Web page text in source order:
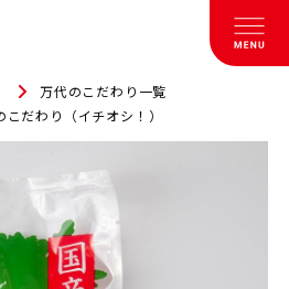
万代のこだわり一覧
だわり（イチオシ！）